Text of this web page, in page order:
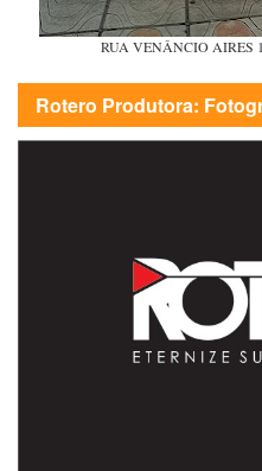
RUA VENÂNCIO AIRES
Rotero Produtora: